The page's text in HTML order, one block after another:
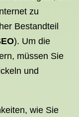
zu
Bestandteil
). Um die
müssen Sie
und
wie Sie